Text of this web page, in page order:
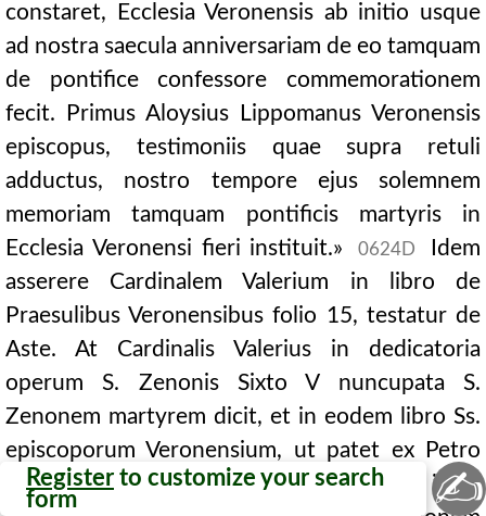
constaret, Ecclesia Veronensis ab initio usque
ad nostra saecula anniversariam de eo tamquam
de pontifice confessore commemorationem
fecit. Primus Aloysius Lippomanus Veronensis
episcopus, testimoniis quae supra retuli
adductus, nostro tempore ejus solemnem
memoriam tamquam pontificis martyris in
Ecclesia Veronensi fieri instituit.»
0624D
Idem
asserere Cardinalem Valerium in libro de
Praesulibus Veronensibus folio 15, testatur de
Aste. At Cardinalis Valerius in dedicatoria
operum S. Zenonis Sixto V nuncupata S.
Zenonem martyrem dicit, et in eodem libro Ss.
episcoporum Veronensium, ut patet ex Petro
Galesino, quem supra retulimus (cap. 3) , idem
Register to customize your search
form
✍